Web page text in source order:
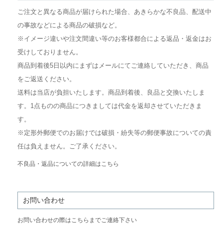
ご注文と異なる商品が届けられた場合、あきらかな不良品、配送中
の事故などによる商品の破損など。
※イメージ違いや注文間違い等のお客様都合による返品・返金はお
受けしておりません。
商品到着後5日以内にまずはメールにてご連絡していただき、商品
をご返送ください。
送料は当店が負担いたします。商品到着後、良品と交換いたしま
す。1点ものの商品につきましては代金を返却させていただきま
す。
※定形外郵便でのお届けでは破損・紛失等の郵便事故についての責
任は負えません。ご了承ください。
不良品・返品についての詳細はこちら
お問い合わせ
お問い合わせの際はこちらまでご連絡下さい